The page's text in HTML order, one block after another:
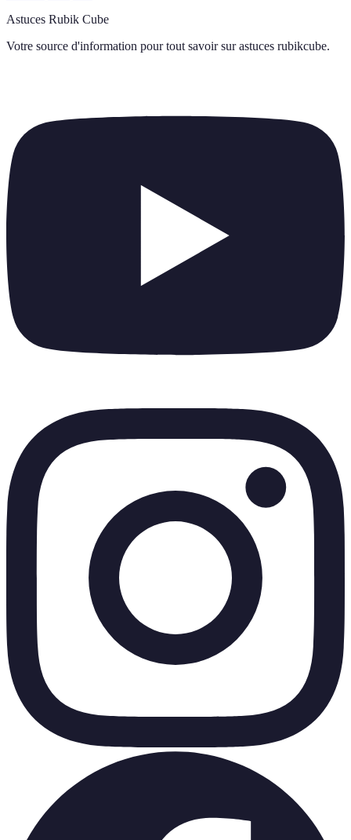
Astuces Rubik Cube
Votre source d'information pour tout savoir sur astuces rubikcube.